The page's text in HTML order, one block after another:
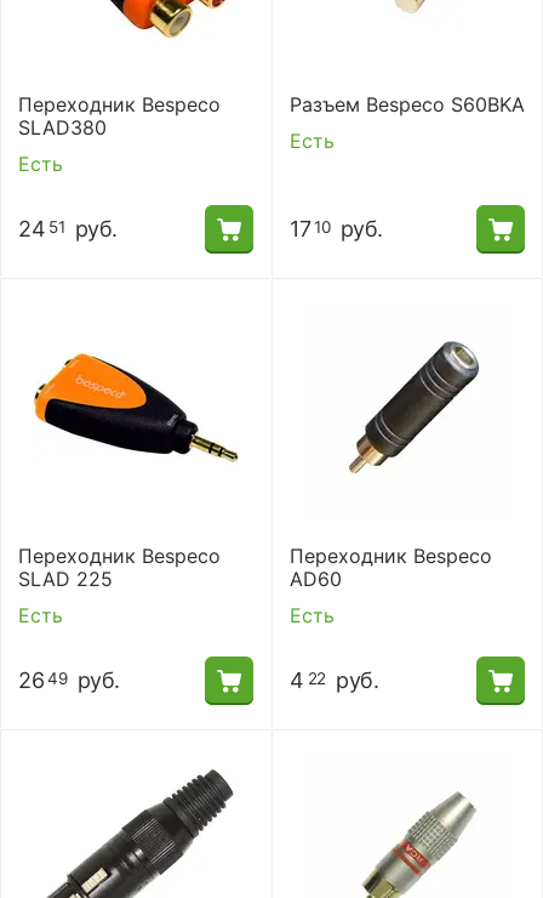
Переходник Bespeco
SLAD380
Есть
24 51 руб.
Разъем Bespeco S60BKA
Есть
1710 руб.
Переходник Bespeco
SLAD 225
Есть
2649 руб.
Переходник Bespeco
AD60
Есть
4 22 руб.